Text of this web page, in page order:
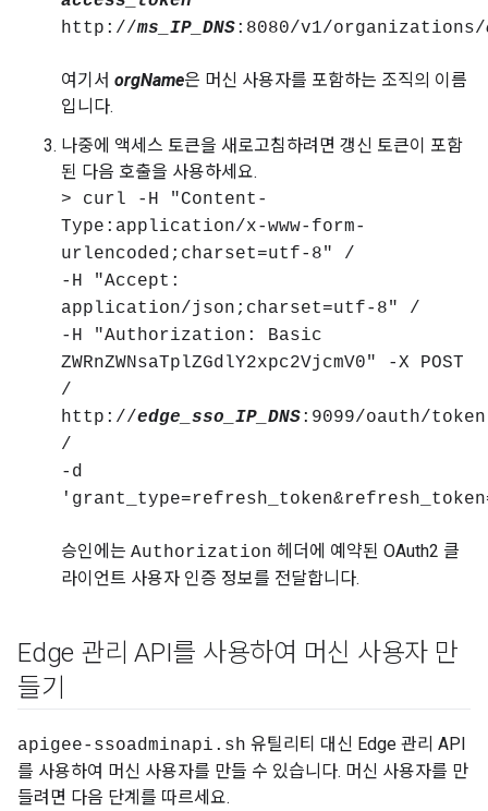
http://ms_IP_DNS:8080/v1/organizations/
여기서 orgName은 머신 사용자를 포함하는 조직의 이름
입니다.
나중에 액세스 토큰을 새로고침하려면 갱신 토큰이 포함
된 다음 호출을 사용하세요.
> curl -H "Content-
Type:application/x-www-form-
urlencoded;charset=utf-8" /
-H "Accept:
application/json;charset=utf-8" /
-H "Authorization: Basic
ZWRnZWNsaTplZGdlY2xpc2VjcmV0" -X POST
/
http://edge_sso_IP_DNS:9099/oauth/token
/
-d
승인에는 Authorization 헤더에 예약된 OAuth2 클
라이언트 사용자 인증 정보를 전달합니다.
Edge 관리 API를 사용하여 머신 사용자 만
들기
apigee-ssoadminapi.sh 유틸리티 대신 Edge 관리 API
를 사용하여 머신 사용자를 만들 수 있습니다. 머신 사용자를 만
들려면 다음 단계를 따르세요.